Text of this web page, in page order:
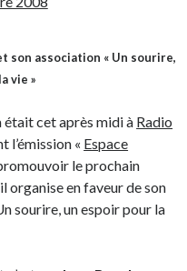
son association « Un sourire,
vie »
était cet après midi à Radio
l’émission « Espace
le prochain
organise en faveur de son
sourire, un espoir pour la